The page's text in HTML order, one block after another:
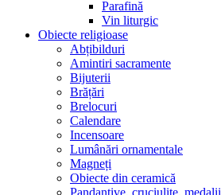
Parafină
Vin liturgic
Obiecte religioase
Abțibilduri
Amintiri sacramente
Bijuterii
Brățări
Brelocuri
Calendare
Incensoare
Lumânări ornamentale
Magneți
Obiecte din ceramică
Pandantive, cruciulițe, medalii